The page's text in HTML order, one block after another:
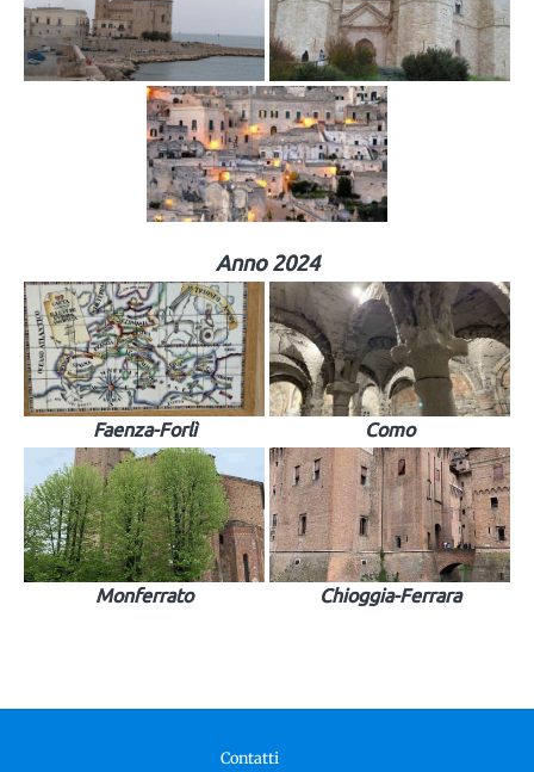
Anno 2024
Faenza-Forlì Como
Monferrato Chioggia-Ferrara
Contatti